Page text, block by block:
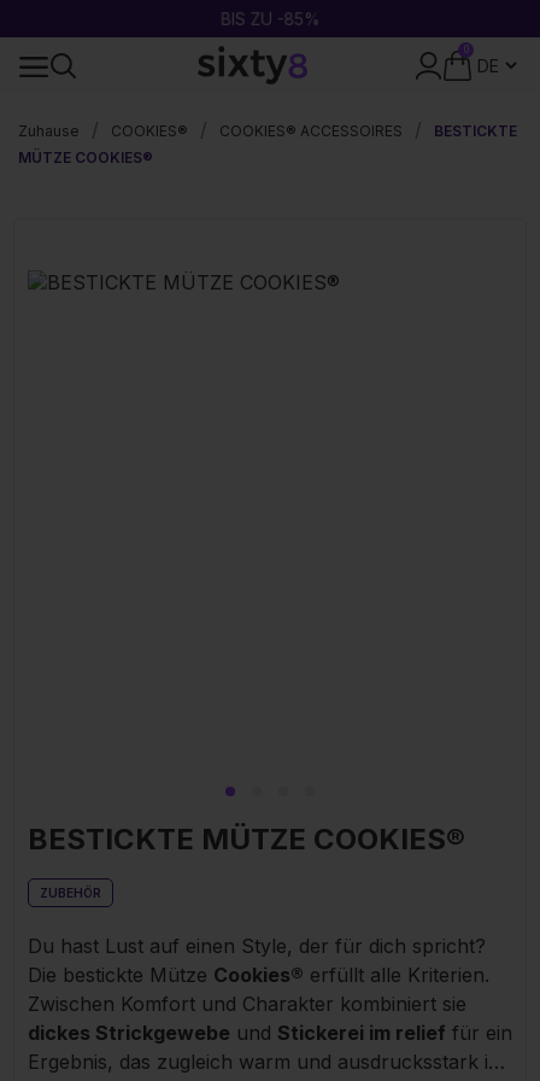
BIS ZU -85%
0
Zuhause
COOKIES® COOKIES® ACCESSOIRES
BESTICKTE
MÜTZE COOKIES®
BESTICKTE MÜTZE COOKIES®
ZUBEHÖR
Du hast Lust auf einen Style, der für dich spricht?
Die bestickte Mütze Cookies® erfüllt alle Kriterien.
Zwischen Komfort und Charakter kombiniert sie
dickes Strickgewebe und Stickerei im relief für ein
Ergebnis, das zugleich warm und ausdrucksstark ist.